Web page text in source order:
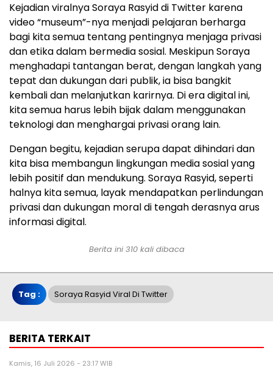
Kejadian viralnya Soraya Rasyid di Twitter karena
video “museum”-nya menjadi pelajaran berharga
bagi kita semua tentang pentingnya menjaga privasi
dan etika dalam bermedia sosial. Meskipun Soraya
menghadapi tantangan berat, dengan langkah yang
tepat dan dukungan dari publik, ia bisa bangkit
kembali dan melanjutkan karirnya. Di era digital ini,
kita semua harus lebih bijak dalam menggunakan
teknologi dan menghargai privasi orang lain.
Dengan begitu, kejadian serupa dapat dihindari dan
kita bisa membangun lingkungan media sosial yang
lebih positif dan mendukung. Soraya Rasyid, seperti
halnya kita semua, layak mendapatkan perlindungan
privasi dan dukungan moral di tengah derasnya arus
informasi digital.
Berita ini 310 kali dibaca
Tag : Soraya Rasyid Viral Di Twitter
BERITA TERKAIT
Kamis, 16 Juli 2026 - 23:17 WIB